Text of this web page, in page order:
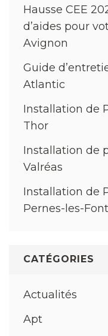
Hausse CEE
d’aides pour
Avignon
Guide
Atlantic
Installation de
Thor
Installation de
Valréas
Installation de
Pernes-les-
CATÉGORIES
Actualités
Apt